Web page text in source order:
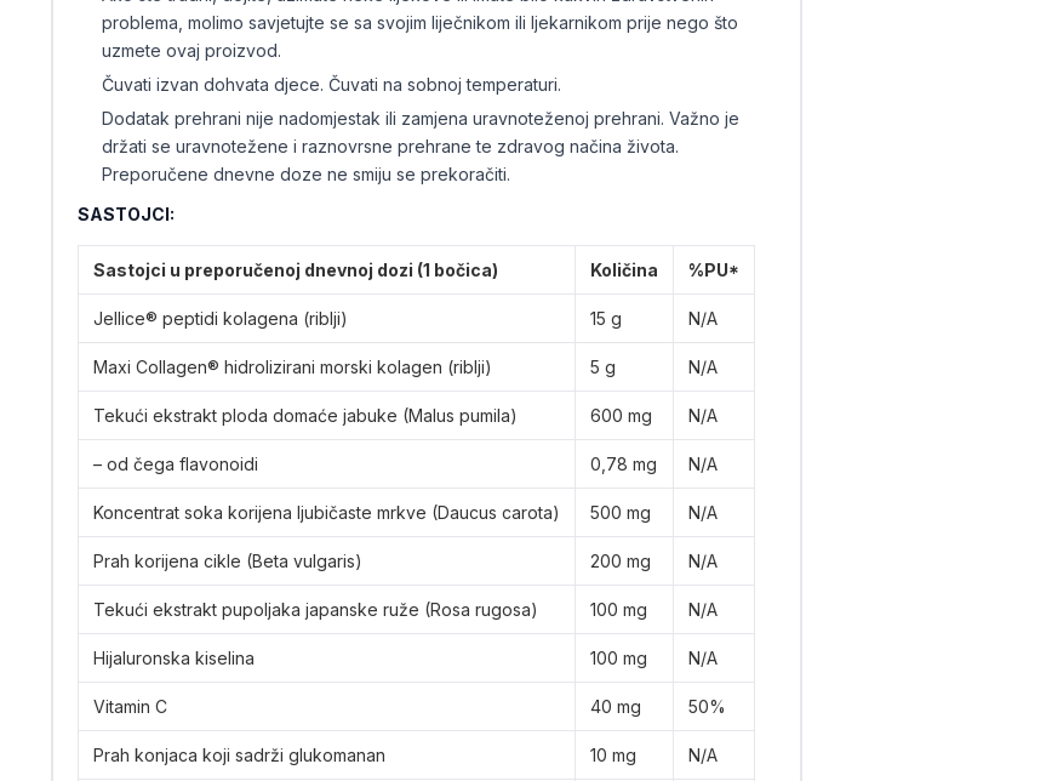
problema, molimo savjetujte se sa svojim liječnikom ili ljekarnikom prije nego što
uzmete ovaj proizvod.
Čuvati izvan dohvata djece. Čuvati na sobnoj temperaturi.
Dodatak prehrani nije nadomjestak ili zamjena uravnoteženoj prehrani. Važno je
držati se uravnotežene i raznovrsne prehrane te zdravog načina života.
Preporučene dnevne doze ne smiju se prekoračiti.
SASTOJCI:
Sastojci u preporučenoj dnevnoj dozi (1 bočica) Količina %PU*
Jellice® peptidi kolagena (riblji) 15 g N/A
Maxi Collagen® hidrolizirani morski kolagen (riblji) 5 g N/A
Tekući ekstrakt ploda domaće jabuke (Malus pumila) 600 mg N/A
– od čega flavonoidi 0,78 mg N/A
Koncentrat soka korijena ljubičaste mrkve (Daucus carota) 500 mg N/A
Prah korijena cikle (Beta vulgaris) 200 mg N/A
Tekući ekstrakt pupoljaka japanske ruže (Rosa rugosa) 100 mg N/A
Hijaluronska kiselina 100 mg N/A
Vitamin C 40 mg 50%
Prah konjaca koji sadrži glukomanan 10 mg N/A